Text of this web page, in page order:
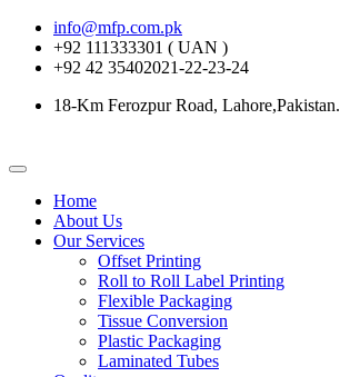
info@mfp.com.pk
+92 111333301 ( UAN )
+92 42 35402021-22-23-24
18-Km Ferozpur Road, Lahore,Pakistan.
Home
About Us
Our Services
Offset Printing
Roll to Roll Label Printing
Flexible Packaging
Tissue Conversion
Plastic Packaging
Laminated Tubes